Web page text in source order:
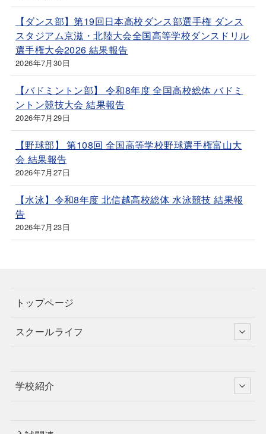
【ダンス部】第19回日本高校ダンス部選手権 ダンス
スタジアム京滋・北陸大会全国高等学校ダンスドリル
選手権大会2026 結果報告
2026年7月30日
【バドミントン部】 令和8年度 全国高校総体 バドミ
ントン競技大会 結果報告
2026年7月29日
【野球部】 第108回 全国高等学校野球選手権富山大
会 結果報告
2026年7月27日
【水泳】令和8年度 北信越高校総体 水泳競技 結果報
告
2026年7月23日
トップページ
スクールライフ
学校紹介